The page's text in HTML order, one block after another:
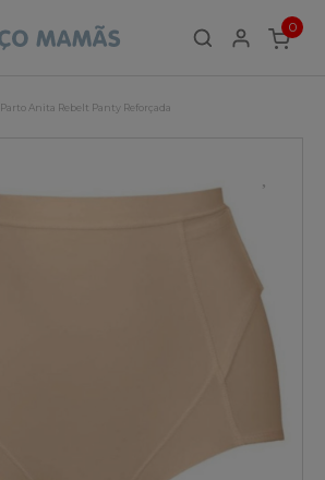
0
ITEMS
Anita Rebelt Panty Reforçada